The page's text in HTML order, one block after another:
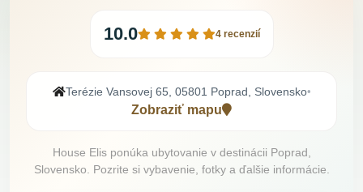
10.0 4 recenzií
Terézie Vansovej 65, 05801 Poprad, Slovensko•
Zobraziť mapu
House Elis ponúka ubytovanie v destinácii Poprad,
Slovensko. Pozrite si vybavenie, fotky a ďalšie informácie.